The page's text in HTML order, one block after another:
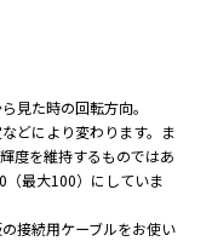
水平 0.430×
垂直
0.430（mm
）
見た時の回転方向。
どにより変わります。ま
度を維持するものではあ
（最大100）にしていま
接続用ケーブルをお使い